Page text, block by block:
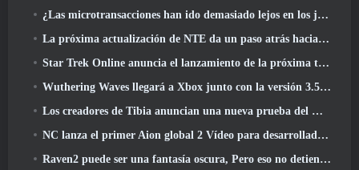
¿Las microtransacciones han ido demasiado lejos en los juegos gratuitos??
La próxima actualización de NTE da un paso atrás hacia un juego de mesa de fantasía
Star Trek Online anuncia el lanzamiento de la próxima temporada “Undiscovered”
Wuthering Waves llegará a Xbox junto con la versión 3.5 Actualizar
Los creadores de Tibia anuncian una nueva prueba del MMORPG de zombis de la vieja escuela, Persistir en línea
NC lanza el primer Aion global 2 Vídeo para desarrolladores, Compartir detalles sobre el juego
Raven2 puede ser una fantasía oscura, Pero eso no detiene la diversión del verano